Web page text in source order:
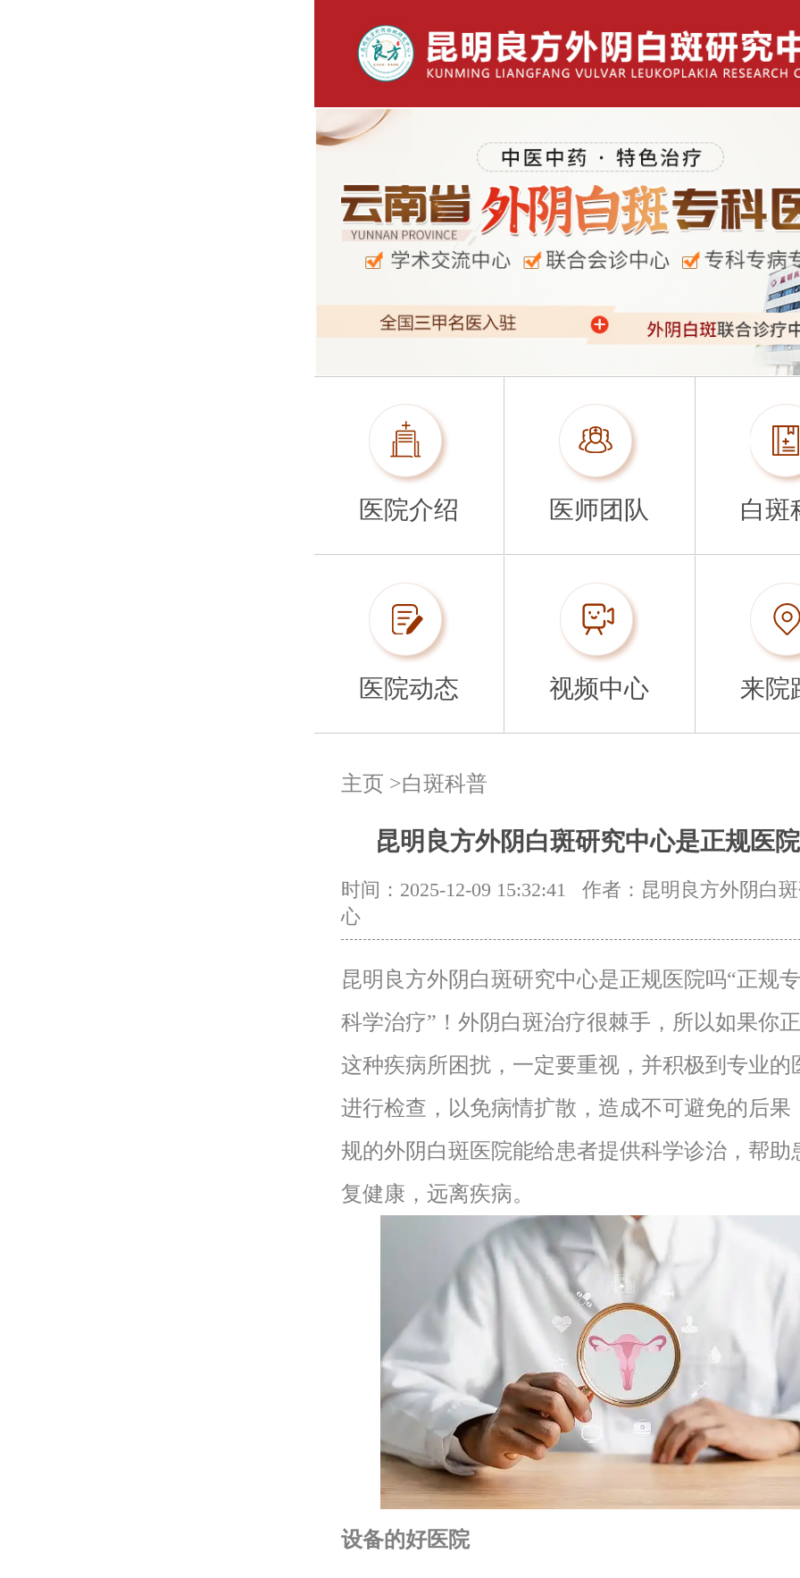
医院介绍 医师团队 白斑
医院动态 视频中心 来院
主页 >白斑科普
昆明良方外阴白斑研究中心是正规医
时间：2025-12-09 15:32:41
作者：昆明良方外阴白
心
昆明良方外阴白斑研究中心是正规医院吗“正规
科学治疗”！外阴白斑治疗很棘手，所以如果你
这种疾病所困扰，一定要重视，并积极到专业的
进行检查，以免病情扩散，造成不可避免的后果
规的外阴白斑医院能给患者提供科学诊治，帮助
复健康，远离疾病。
设备的好医院